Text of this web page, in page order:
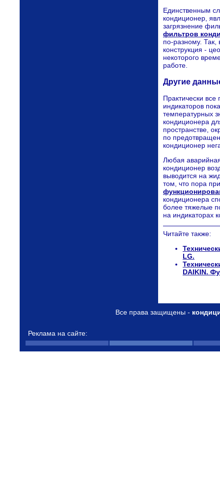
Единственным
кондиционер,
загрязнение
фильтров
по-разному. Так,
конструкция -
некоторого
работе.
Другие
Практически
индикаторов
температурных
кондиционера
пространстве,
по
кондиционер
Любая
кондиционер
выводится на
том, что пора
кондиционера
более тяжелые
на индикаторах
Читайте также:
LG.
DAIKIN.
Все права защищены -
Реклама на сайте: